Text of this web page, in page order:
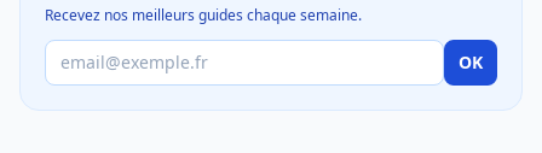
Recevez nos meilleurs guides chaque semaine.
OK